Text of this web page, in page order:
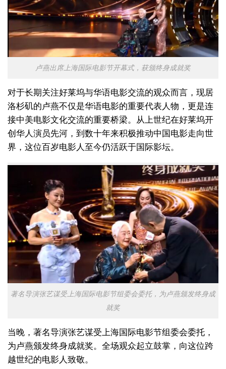
卢燕出席上海国际电影节开幕式，获颁终身成就奖
对于长期关注好莱坞与华语电影交流的观众而言，现居
洛杉矶的卢燕不仅是华语电影的重要代表人物，更是连
接中美电影文化交流的重要桥梁。从上世纪在好莱坞开
创华人演员先河，到数十年来积极推动中国电影走向世
界，这位百岁电影人至今仍活跃于国际影坛。
著名导演张艺谋受上海国际电影节组委会委托，为卢燕颁发终身成
就奖
当晚，著名导演张艺谋受上海国际电影节组委会委托，
为卢燕颁发终身成就奖。全场观众起立鼓掌，向这位跨
越世纪的电影人致敬。